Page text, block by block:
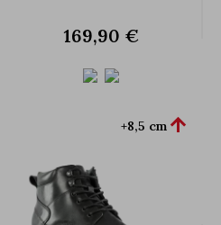
169,90 €
+8,5 cm 